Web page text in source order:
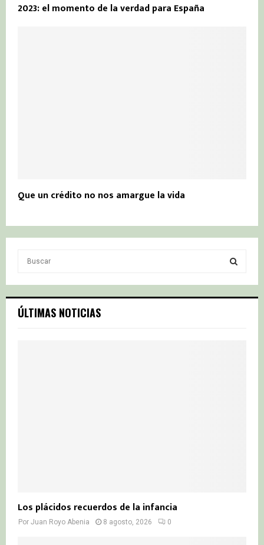
2023: el momento de la verdad para España
Que un crédito no nos amargue la vida
c
h
S
ÚLTIMAS NOTICIAS
Los plácidos recuerdos de la infancia
Por Juan Royo Abenia 8 agosto, 2026 0